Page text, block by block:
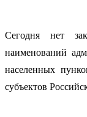
Сегодня нет
наименований
населенных
субъектов